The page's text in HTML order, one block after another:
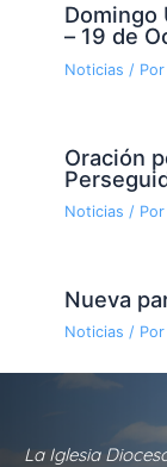
Domingo
– 19 de
Noticias / Por
Oración
Noticias / Por
Nueva
Noticias / Por
La Iglesia